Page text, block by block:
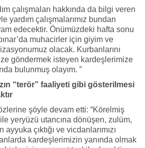
çalışmaları hakkında da bilgi veren
yardım çalışmalarımız bundan
edecektir. Önümüzdeki hafta sonu
muhacirler için giyim ve
olacak. Kurbanlarını
göndermek isteyen kardeşlerimize
bulunmuş olayım. ”
“terör” faaliyeti gibi gösterilmesi
şöyle devam etti: “Körelmiş
yeryüzü utancına dönüşen, zulüm,
ayyuka çıktığı ve vicdanlarımızı
kardeşlerimizin yanında olmak